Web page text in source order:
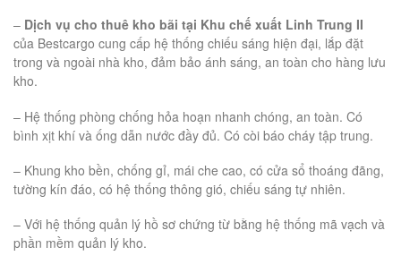
– Dịch vụ cho thuê kho bãi tại Khu chế xuất Linh Trung II
của Bestcargo cung cấp hệ thống chiếu sáng hiện đại, lắp đặt
trong và ngoài nhà kho, đảm bảo ánh sáng, an toàn cho hàng lưu
kho.
– Hệ thống phòng chống hỏa hoạn nhanh chóng, an toàn. Có
bình xịt khí và ống dẫn nước đầy đủ. Có còi báo cháy tập trung.
– Khung kho bền, chống gỉ, mái che cao, có cửa sổ thoáng đãng,
tường kín đáo, có hệ thống thông gió, chiếu sáng tự nhiên.
– Với hệ thống quản lý hồ sơ chứng từ bằng hệ thống mã vạch và
phần mềm quản lý kho.